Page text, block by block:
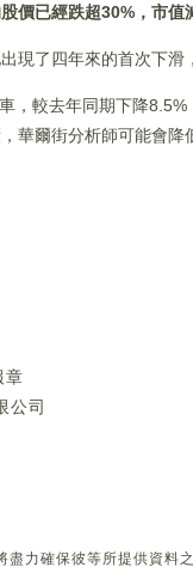
價已經跌超30%，市值
現了四年來的首次下滑
，較去年同期下降
華爾街分析師可能會降
章
公司
力確保彼等所提供資料